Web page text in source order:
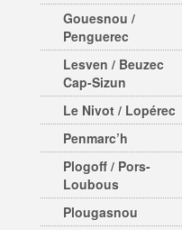
Gouesnou /
Penguerec
Lesven / Beuzec
Cap-Sizun
Le Nivot / Lopérec
Penmarc’h
Plogoff / Pors-
Loubous
Plougasnou